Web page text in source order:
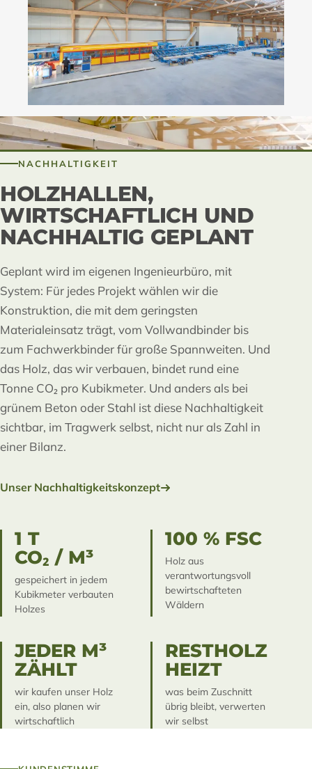
NACHHALTIGKEIT
HOLZHALLEN,
WIRTSCHAFTLICH UND
NACHHALTIG GEPLANT
Geplant wird im eigenen Ingenieurbüro, mit
System: Für jedes Projekt wählen wir die
Konstruktion, die mit dem geringsten
Materialeinsatz trägt, vom Vollwandbinder bis
zum Fachwerkbinder für große Spannweiten. Und
das Holz, das wir verbauen, bindet rund eine
Tonne CO₂ pro Kubikmeter. Und anders als bei
grünem Beton oder Stahl ist diese Nachhaltigkeit
sichtbar, im Tragwerk selbst, nicht nur als Zahl in
einer Bilanz.
Unser Nachhaltigkeitskonzept
1 T
CO₂ / M³
gespeichert in jedem
Kubikmeter verbauten
Holzes
100 % FSC
Holz aus
verantwortungsvoll
bewirtschafteten
Wäldern
JEDER M³
ZÄHLT
wir kaufen unser Holz
ein, also planen wir
wirtschaftlich
RESTHOLZ
HEIZT
was beim Zuschnitt
übrig bleibt, verwerten
wir selbst